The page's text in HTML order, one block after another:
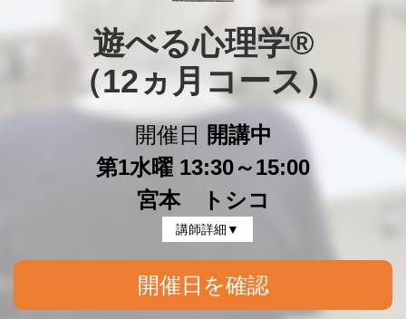
遊べる心理学®
（12ヵ月コース）
開催日
開講中
第1水曜 13:30～15:00
宮本 トシコ
講師詳細▼
開催日を確認